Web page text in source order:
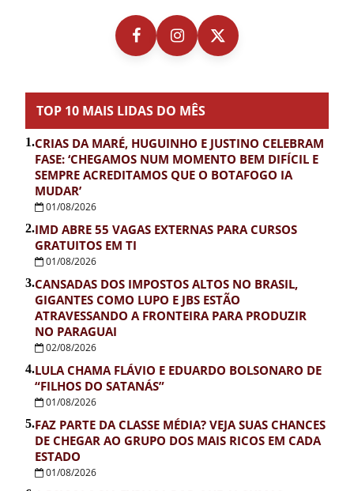
TOP 10 MAIS LIDAS DO MÊS
1.CRIAS DA MARÉ, HUGUINHO E JUSTINO CELEBRAM
FASE: ‘CHEGAMOS NUM MOMENTO BEM DIFÍCIL E
SEMPRE ACREDITAMOS QUE O BOTAFOGO IA
MUDAR’
01/08/2026
2.IMD ABRE 55 VAGAS EXTERNAS PARA CURSOS
GRATUITOS EM TI
01/08/2026
3.CANSADAS DOS IMPOSTOS ALTOS NO BRASIL,
GIGANTES COMO LUPO E JBS ESTÃO
ATRAVESSANDO A FRONTEIRA PARA PRODUZIR
NO PARAGUAI
02/08/2026
4.LULA CHAMA FLÁVIO E EDUARDO BOLSONARO DE
“FILHOS DO SATANÁS”
01/08/2026
5.FAZ PARTE DA CLASSE MÉDIA? VEJA SUAS CHANCES
DE CHEGAR AO GRUPO DOS MAIS RICOS EM CADA
ESTADO
01/08/2026